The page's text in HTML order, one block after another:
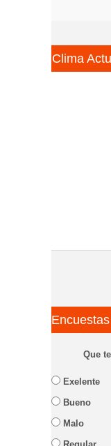
Clima
Encuestas
Que
Exelente
Bueno
Malo